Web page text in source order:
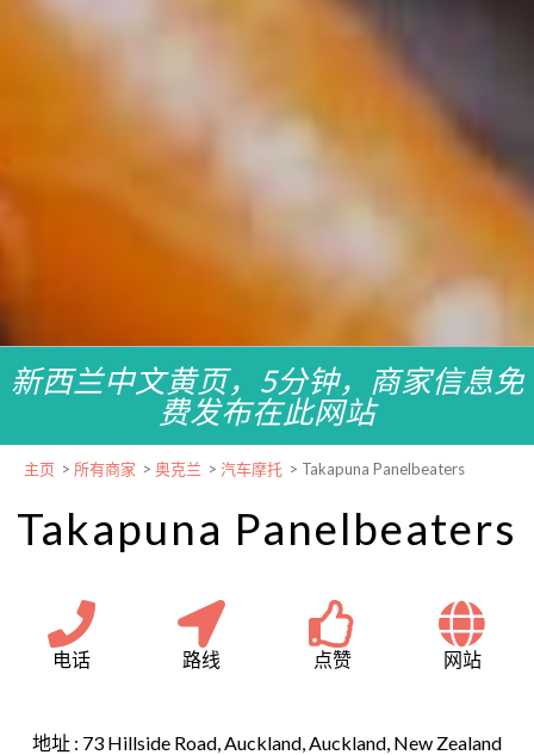
新西兰中文黄页，5分钟，商家信息免
费发布在此网站
主页 > 所有商家 > 奥克兰 > 汽车摩托 > Takapuna Panelbeaters
Takapuna Panelbeaters
电话 路线 点赞 网站
地址 : 73 Hillside Road, Auckland, Auckland, New Zealand